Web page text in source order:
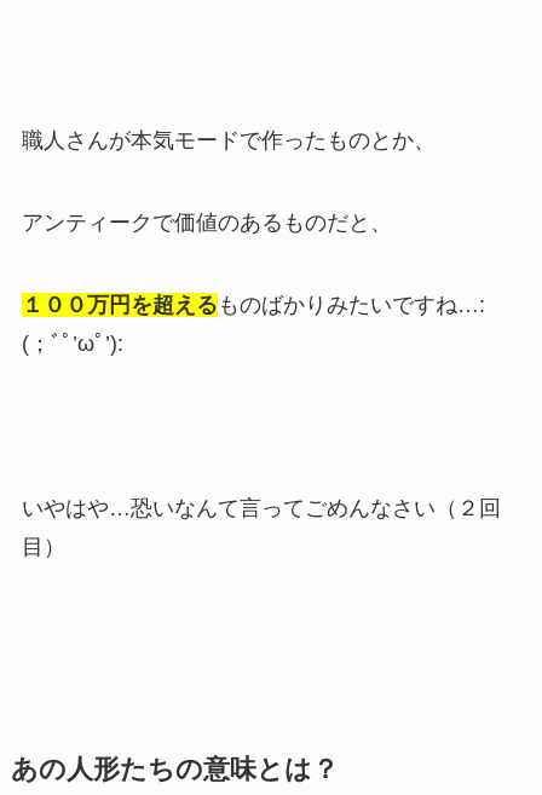
職人さんが本気モードで作ったものとか、
アンティークで価値のあるものだと、
１００万円を超える ものばかりみたいですね…:
(；ﾞﾟ’ωﾟ’):
いやはや…恐いなんて言ってごめんなさい（２回
目）
あの人形たちの意味とは？